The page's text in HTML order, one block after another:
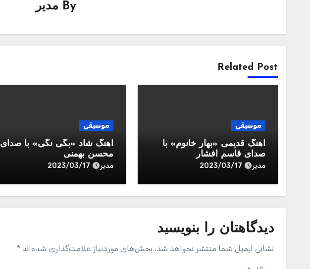
By مدیر
Related Post
موسیقی
آهنگ قدیمی «بهار خانوم» با
صدای قاسم افشار
مدیر 2023/03/17
موسیقی
آهنگ شاد «بگی نگی» با صدای
محسن بهمنی
مدیر 2023/03/17
دیدگاهتان را بنویسید
نشانی ایمیل شما منتشر نخواهد شد. بخش‌های موردنیاز علامت‌گذاری شده‌اند *